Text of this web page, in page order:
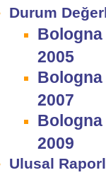
Durum
2005
2007
2009
Ulusal